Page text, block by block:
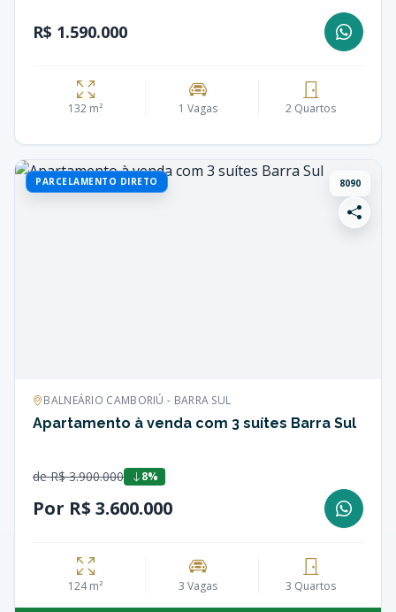
R$ 1.590.000
132 m² 1 Vagas 2 Quartos
PARCELAMENTO DIRETO 8090
BALNEÁRIO CAMBORIÚ - BARRA SUL
Apartamento à venda com 3 suítes Barra Sul
de R$ 3.900.000 8%
Por R$ 3.600.000
124 m² 3 Vagas 3 Quartos